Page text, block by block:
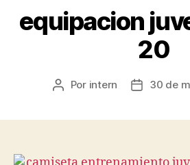
equipacion
20
Autor
Por intern
Fecha30 de